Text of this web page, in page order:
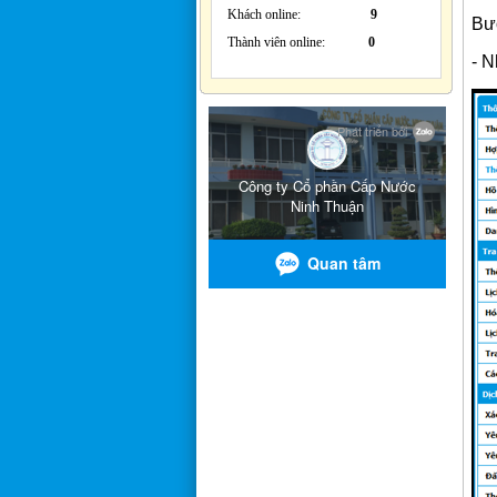
Khách online: 9
Thành viên online: 0
-